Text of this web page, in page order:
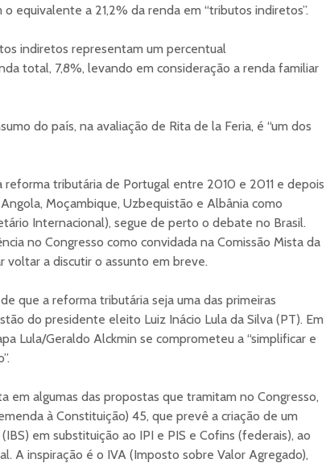
equivalente a 21,2% da renda em “tributos indiretos”.
indiretos representam um percentual
total, 7,8%, levando em consideração a renda familiar
do país, na avaliação de Rita de la Feria, é “um dos
reforma tributária de Portugal entre 2010 e 2011 e depois
Moçambique, Uzbequistão e Albânia como
Internacional), segue de perto o debate no Brasil.
no Congresso como convidada na Comissão Mista da
voltar a discutir o assunto em breve.
que a reforma tributária seja uma das primeiras
do presidente eleito Luiz Inácio Lula da Silva (PT). Em
Lula/Geraldo Alckmin se comprometeu a “simplificar e
em algumas das propostas que tramitam no Congresso,
à Constituição) 45, que prevê a criação de um
em substituição ao IPI e PIS e Cofins (federais), ao
A inspiração é o IVA (Imposto sobre Valor Agregado),